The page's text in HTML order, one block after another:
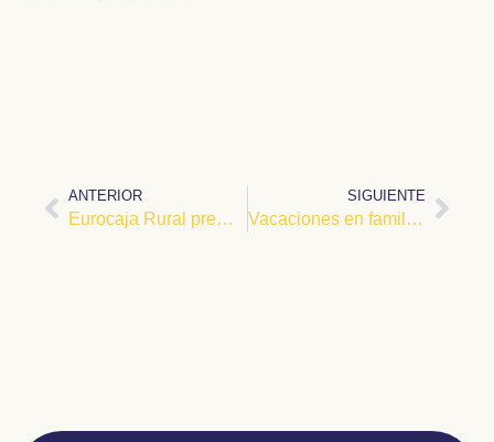
ANTERIOR
Eurocaja Rural premia nuestro proyecto en Neurología
SIGUIENTE
Vacaciones en familia: repartiendo tareas a los niños. Ideas por edades.